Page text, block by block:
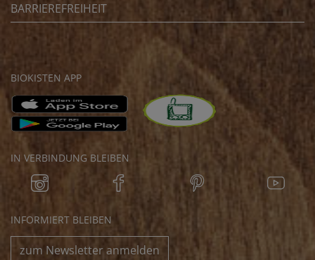
BARRIEREFREIHEIT
BIOKISTEN APP
IN VERBINDUNG BLEIBEN
INFORMIERT BLEIBEN
zum Newsletter anmelden